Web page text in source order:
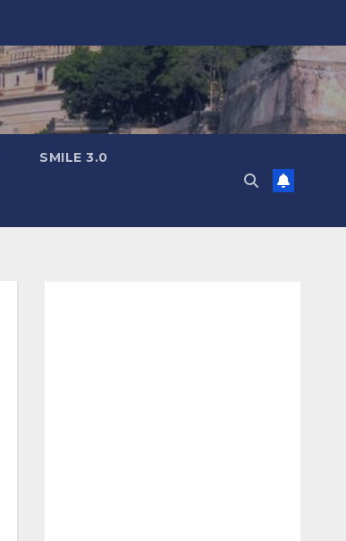
SMILE 3.0